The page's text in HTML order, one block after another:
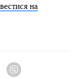
на
Viber